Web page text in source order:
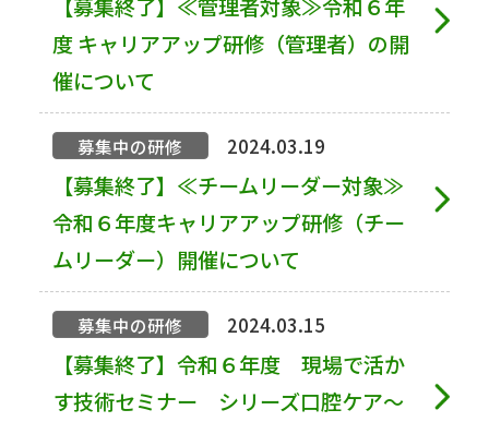
【募集終了】≪管理者対象≫令和６年
度 キャリアアップ研修（管理者）の開
催について
募集中の研修 2024.03.19
【募集終了】≪チームリーダー対象≫
令和６年度キャリアアップ研修（チー
ムリーダー）開催について
募集中の研修 2024.03.15
【募集終了】令和６年度 現場で活か
す技術セミナー シリーズ口腔ケア～